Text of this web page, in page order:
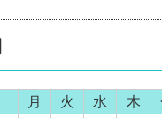
月 火 水 木